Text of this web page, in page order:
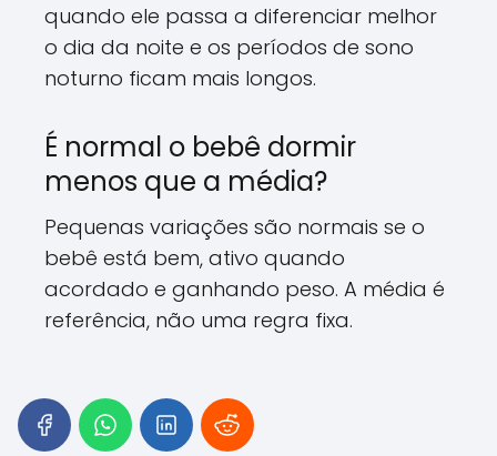
quando ele passa a diferenciar melhor
o dia da noite e os períodos de sono
noturno ficam mais longos.
É normal o bebê dormir
menos que a média?
Pequenas variações são normais se o
bebê está bem, ativo quando
acordado e ganhando peso. A média é
referência, não uma regra fixa.